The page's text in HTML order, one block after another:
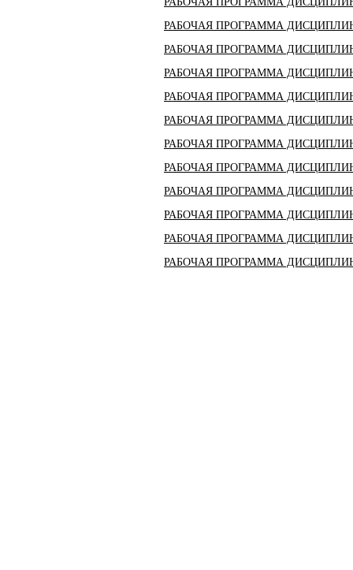
РАБОЧАЯ ПРОГРАММА
РАБОЧАЯ ПРОГРАММА
РАБОЧАЯ ПРОГРАММА
РАБОЧАЯ ПРОГРАММА
РАБОЧАЯ ПРОГРАММА
РАБОЧАЯ ПРОГРАММА
РАБОЧАЯ ПРОГРАММА
РАБОЧАЯ ПРОГРАММА
РАБОЧАЯ ПРОГРАММА
РАБОЧАЯ ПРОГРАММА
РАБОЧАЯ ПРОГРАММА